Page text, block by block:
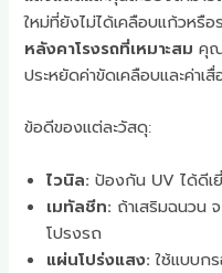
ใหม่ที่ยังไม่ได้เคลือบแก้วหรื
หลังคาโรงรถที่เหมาะสม คุ
ประหยัดค่าขัดเคลือบและค่า
ข้อดีของแต่ละวัสดุ:
ไวนิล: ป้องกัน UV ได้ดีเ
เมทัลชีท: ถ้าเสริมฉนวน
โปรงรถ
แผ่นโปร่งแสง:ใช้แบบก